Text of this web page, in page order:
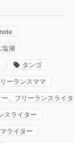
note
塩湖
タンゴ
ーランスママ
、フリーランスライ
スライター
ライター